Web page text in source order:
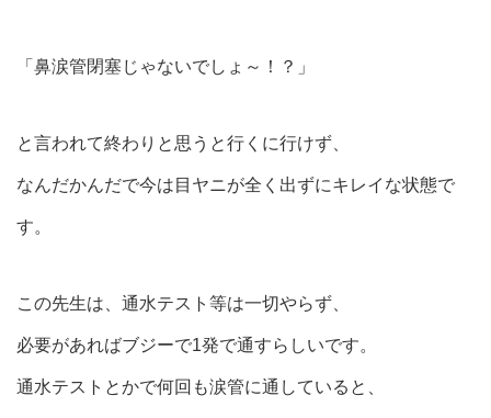
「鼻涙管閉塞じゃないでしょ～！？」
と言われて終わりと思うと行くに行けず、
なんだかんだで今は目ヤニが全く出ずにキレイな状態で
す。
この先生は、通水テスト等は一切やらず、
必要があればブジーで1発で通すらしいです。
通水テストとかで何回も涙管に通していると、